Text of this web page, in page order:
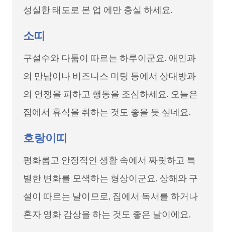
성실한 태도로 본 업 에만 충실 하세요.
소띠
구설수와 다툼이 따르는 하루이군요. 애인과
의 만남이나 비즈니스 미팅 등에서 상대방과
의 언쟁을 피하고 행동을 조심하세요. 오늘은
집에서 휴식을 취하는 것도 좋을 듯 싶네요.
호랑이띠
평화롭고 안정적인 생활 속에서 짜릿하고 특
별한 변화를 모색하는 형상이군요. 상해와 구
설이 따르는 날이므로, 집에서 독서를 하거나
혼자 영화 감상을 하는 것도 좋은 날이에요.